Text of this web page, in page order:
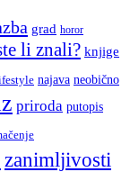
grad horor
li znali? knjige
najava neobično
priroda putopis
zanimljivosti